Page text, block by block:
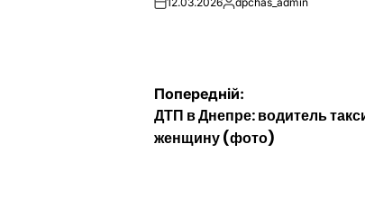
on Опубліковано
Навігація
записів
Попередній:
ДТП в Днепре: водитель
женщину (фото)